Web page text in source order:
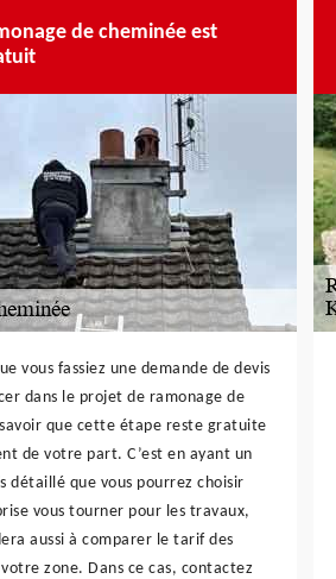
de cheminée est
vous fassiez une demande de devis
dans le projet de ramonage de
que cette étape reste gratuite
de votre part. C’est en ayant un
détaillé que vous pourrez choisir
vous tourner pour les travaux,
aussi à comparer le tarif des
zone. Dans ce cas, contactez